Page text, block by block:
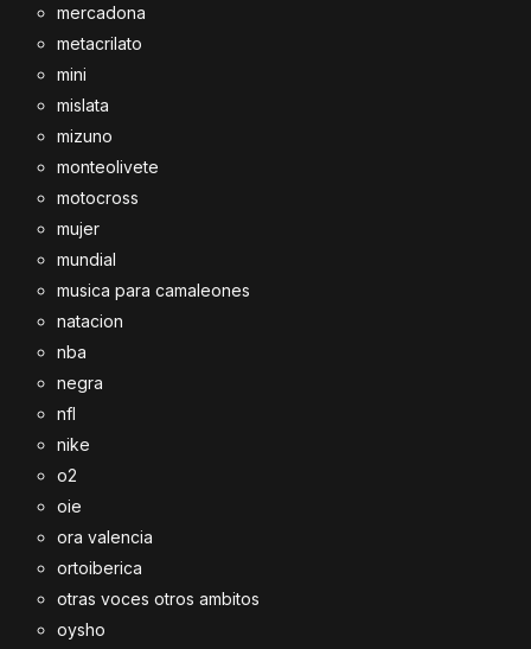
mercadona
metacrilato
mini
mislata
mizuno
monteolivete
motocross
mujer
mundial
musica para camaleones
natacion
nba
negra
nfl
nike
o2
oie
ora valencia
ortoiberica
otras voces otros ambitos
oysho